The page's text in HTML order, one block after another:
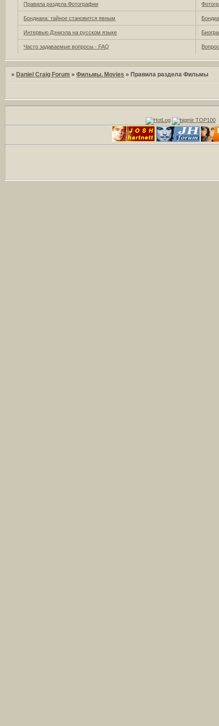
Правила раздела Фотографии
Бoндиaнa: тайное становится явным
Интервью Дэниэла на русском языке
Часто задаваемые вопросы - FAQ
» Daniel Craig Forum »Фильмы. Movies » Правила раздела Фильмы